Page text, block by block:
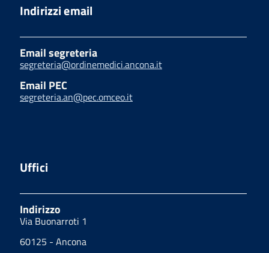
Indirizzi email
Email segreteria
segreteria@ordinemedici.ancona.it
Email PEC
segreteria.an@pec.omceo.it
Uffici
Indirizzo
Via Buonarroti 1
60125 - Ancona